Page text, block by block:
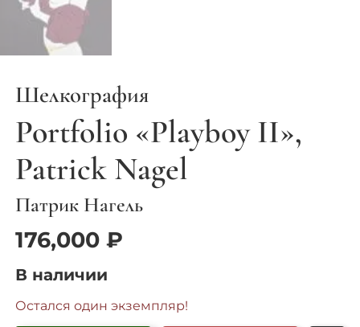
Шелкография
Portfolio «Playboy II»,
Patrick Nagel
Патрик Нагель
176,000₽
В наличии
Остался один экземпляр!